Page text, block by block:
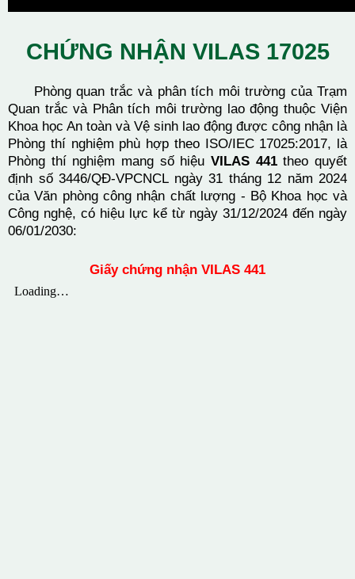
CHỨNG NHẬN VILAS 17025
Phòng quan trắc và phân tích môi trường của Trạm
Quan trắc và Phân tích môi trường lao động thuộc Viện
Khoa học An toàn và Vệ sinh lao động được công nhận là
Phòng thí nghiệm phù hợp theo ISO/IEC 17025:2017, là
Phòng thí nghiệm mang số hiệu VILAS 441theo quyết
định số 3446/QĐ-VPCNCL ngày 31 tháng 12 năm 2024
của Văn phòng công nhận chất lượng - Bộ Khoa học và
Công nghệ, có hiệu lực kể từ ngày 31/12/2024 đến ngày
06/01/2030:
Giấy chứng nhận VILAS 441